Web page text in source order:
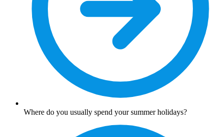
Where do you usually spend your summer holidays?